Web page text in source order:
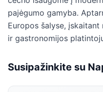
pajėgumo gamyba.
Europos šalyse,
ir gastronomijos
Susipažinkite su